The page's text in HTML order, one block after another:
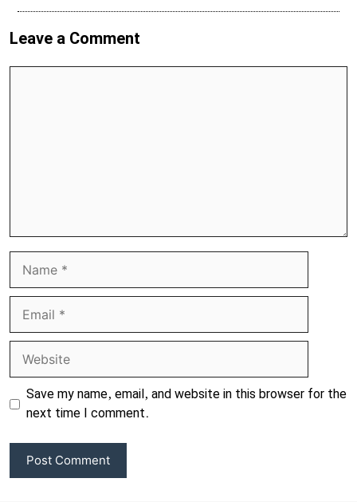
Leave a Comment
Save my name, email, and website in this browser for the
next time I comment.